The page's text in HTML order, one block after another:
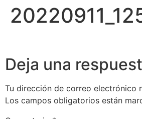
Deja una
Tu dirección de correo electrónico
Los campos obligatorios están